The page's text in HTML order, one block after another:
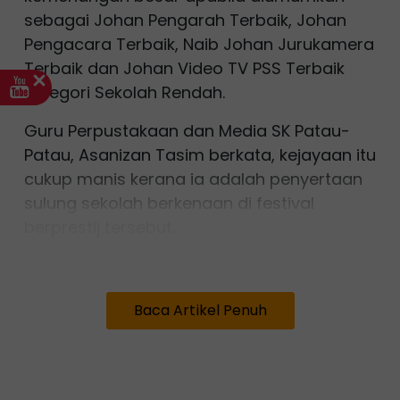
sebagai Johan Pengarah Terbaik, Johan
Pengacara Terbaik, Naib Johan Jurukamera
Terbaik dan Johan Video TV PSS Terbaik
kategori Sekolah Rendah.
Guru Perpustakaan dan Media SK Patau-
Patau, Asanizan Tasim berkata, kejayaan itu
cukup manis kerana ia adalah penyertaan
sulung sekolah berkenaan di festival
sertai pertandingan peringkat kebangsaan.
"Lebih manis lagi, mereka juga kali pertama
Baca Artikel Penuh